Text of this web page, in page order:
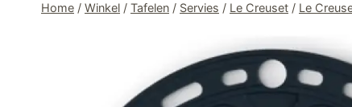
Home / Winkel / Tafelen / Servies / Le Creuset / Le